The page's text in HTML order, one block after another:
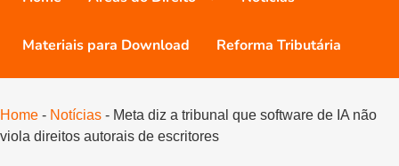
Materiais para Download Reforma Tributária
Home - Notícias - Meta diz a tribunal que software de IA não
viola direitos autorais de escritores